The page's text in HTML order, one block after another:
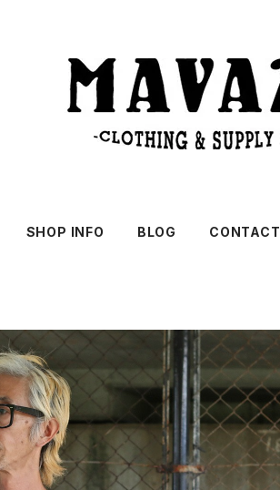
SHOP INFO BLOG CONTACT